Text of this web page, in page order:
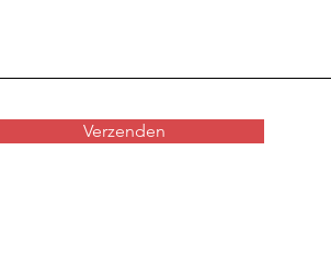
Verzenden